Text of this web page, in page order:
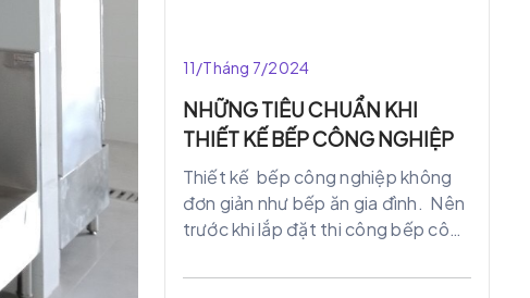
11/Tháng 7/2024
NHỮNG TIÊU CHUẨN KHI
THIẾT KẾ BẾP CÔNG NGHIỆP
Thiết kế bếp công nghiệp không
đơn giản như bếp ăn gia đình. Nên
trước khi lắp đặt thi công bếp công
công ty, nhà hàng cần đáp ứng